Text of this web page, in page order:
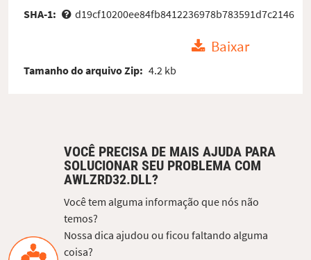
SHA-1:
d19cf10200ee84fb8412236978b783591d7c2146
Baixar
Tamanho do arquivo Zip: 4.2 kb
VOCÊ PRECISA DE MAIS AJUDA PARA
SOLUCIONAR SEU PROBLEMA COM
AWLZRD32.DLL?
Você tem alguma informação que nós não
temos?
Nossa dica ajudou ou ficou faltando alguma
coisa?